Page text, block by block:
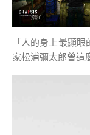
「人的身上最顯
家松浦彌太郎曾這